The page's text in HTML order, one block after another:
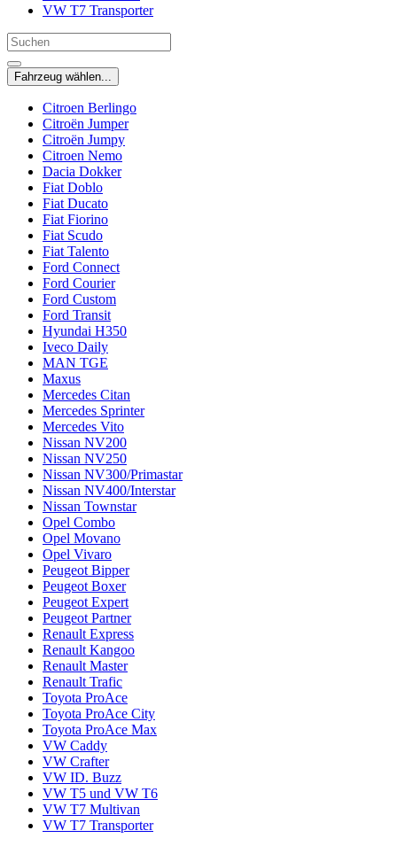
VW T7 Transporter
Fahrzeug wählen...
Citroen Berlingo
Citroën Jumper
Citroën Jumpy
Citroen Nemo
Dacia Dokker
Fiat Doblo
Fiat Ducato
Fiat Fiorino
Fiat Scudo
Fiat Talento
Ford Connect
Ford Courier
Ford Custom
Ford Transit
Hyundai H350
Iveco Daily
MAN TGE
Maxus
Mercedes Citan
Mercedes Sprinter
Mercedes Vito
Nissan NV200
Nissan NV250
Nissan NV300/Primastar
Nissan NV400/Interstar
Nissan Townstar
Opel Combo
Opel Movano
Opel Vivaro
Peugeot Bipper
Peugeot Boxer
Peugeot Expert
Peugeot Partner
Renault Express
Renault Kangoo
Renault Master
Renault Trafic
Toyota ProAce
Toyota ProAce City
Toyota ProAce Max
VW Caddy
VW Crafter
VW ID. Buzz
VW T5 und VW T6
VW T7 Multivan
VW T7 Transporter